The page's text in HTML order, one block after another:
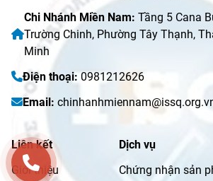
Chi Nhánh Miền Nam: Tầng 5 Cana
Trường Chinh, Phường Tây Thạnh,
Minh
Điện thoại: 0981212626
Email:
Liên kết
Giới thiệu
Dịch vụ
Chứng nhận sản